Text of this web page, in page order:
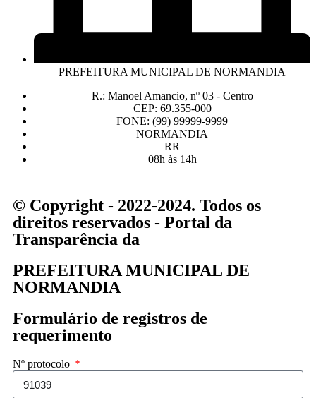
PREFEITURA MUNICIPAL DE NORMANDIA
R.: Manoel Amancio, nº 03 - Centro
CEP: 69.355-000
FONE: (99) 99999-9999
NORMANDIA
RR
08h às 14h
© Copyright - 2022-2024. Todos os
direitos reservados - Portal da
Transparência da
PREFEITURA MUNICIPAL DE
NORMANDIA
Formulário de registros de
requerimento
Nº protocolo